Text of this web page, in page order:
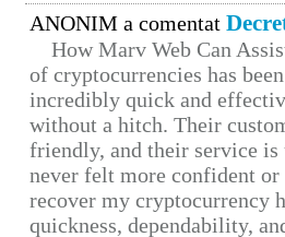
ANONIM a comentat
How Marv Web Can
of cryptocurrencies has
incredibly quick and
without a hitch. Their
friendly, and their service
never felt more confident
recover my cryptocurrency
quickness, dependability,